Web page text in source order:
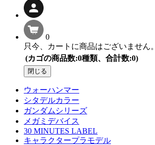
0
只今、カートに商品はございません。
(カゴの商品数:0種類、合計数:0)
閉じる
ウォーハンマー
シタデルカラー
ガンダムシリーズ
メガミデバイス
30 MINUTES LABEL
キャラクタープラモデル